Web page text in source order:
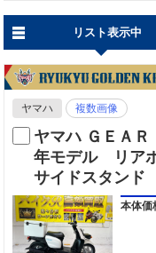
リスト表示中
ヤマハ 複数画像
ヤマハ ＧＥＡ
年モデル リア
サイドスタンド
本体価